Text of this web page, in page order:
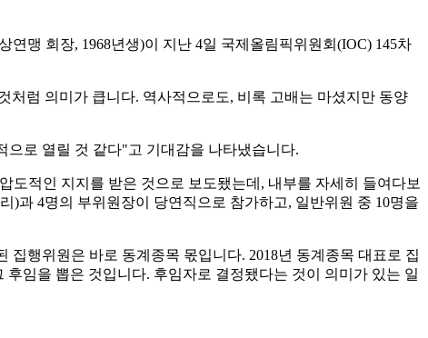
맹 회장, 1968년생)이 지난 4일 국제올림픽위원회(IOC) 145차
처럼 의미가 큽니다. 역사적으로도, 비록 고배는 마셨지만 동양
으로 열릴 것 같다"고 기대감을 나타냈습니다.
도적인 지지를 받은 것으로 보도됐는데, 내부를 자세히 들여다보
)과 4명의 부위원장이 당연직으로 참가하고, 일반위원 중 10명을
행위원은 바로 동계종목 몫입니다. 2018년 동계종목 대표로 집
임을 뽑은 것입니다. 후임자로 결정됐다는 것이 의미가 있는 일